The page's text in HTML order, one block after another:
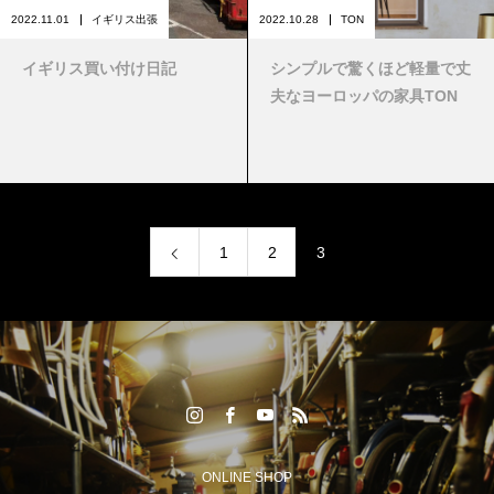
2022.11.01 イギリス出張
イギリス買い付け日記
2022.10.28 TON
シンプルで驚くほど軽量で丈
夫なヨーロッパの家具TON
1 2 3
ONLINE SHOP